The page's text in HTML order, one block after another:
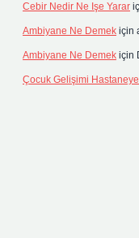
Cebir Nedir Ne Işe Yarar
Ambiyane Ne Demek için
Ambiyane Ne Demek için
Çocuk Gelişimi Hastaneye